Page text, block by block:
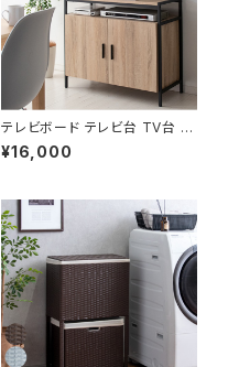
テレビボード テレビ台 TV台 テ
レビラック TVラック 幅80 高さ
70
¥16,000